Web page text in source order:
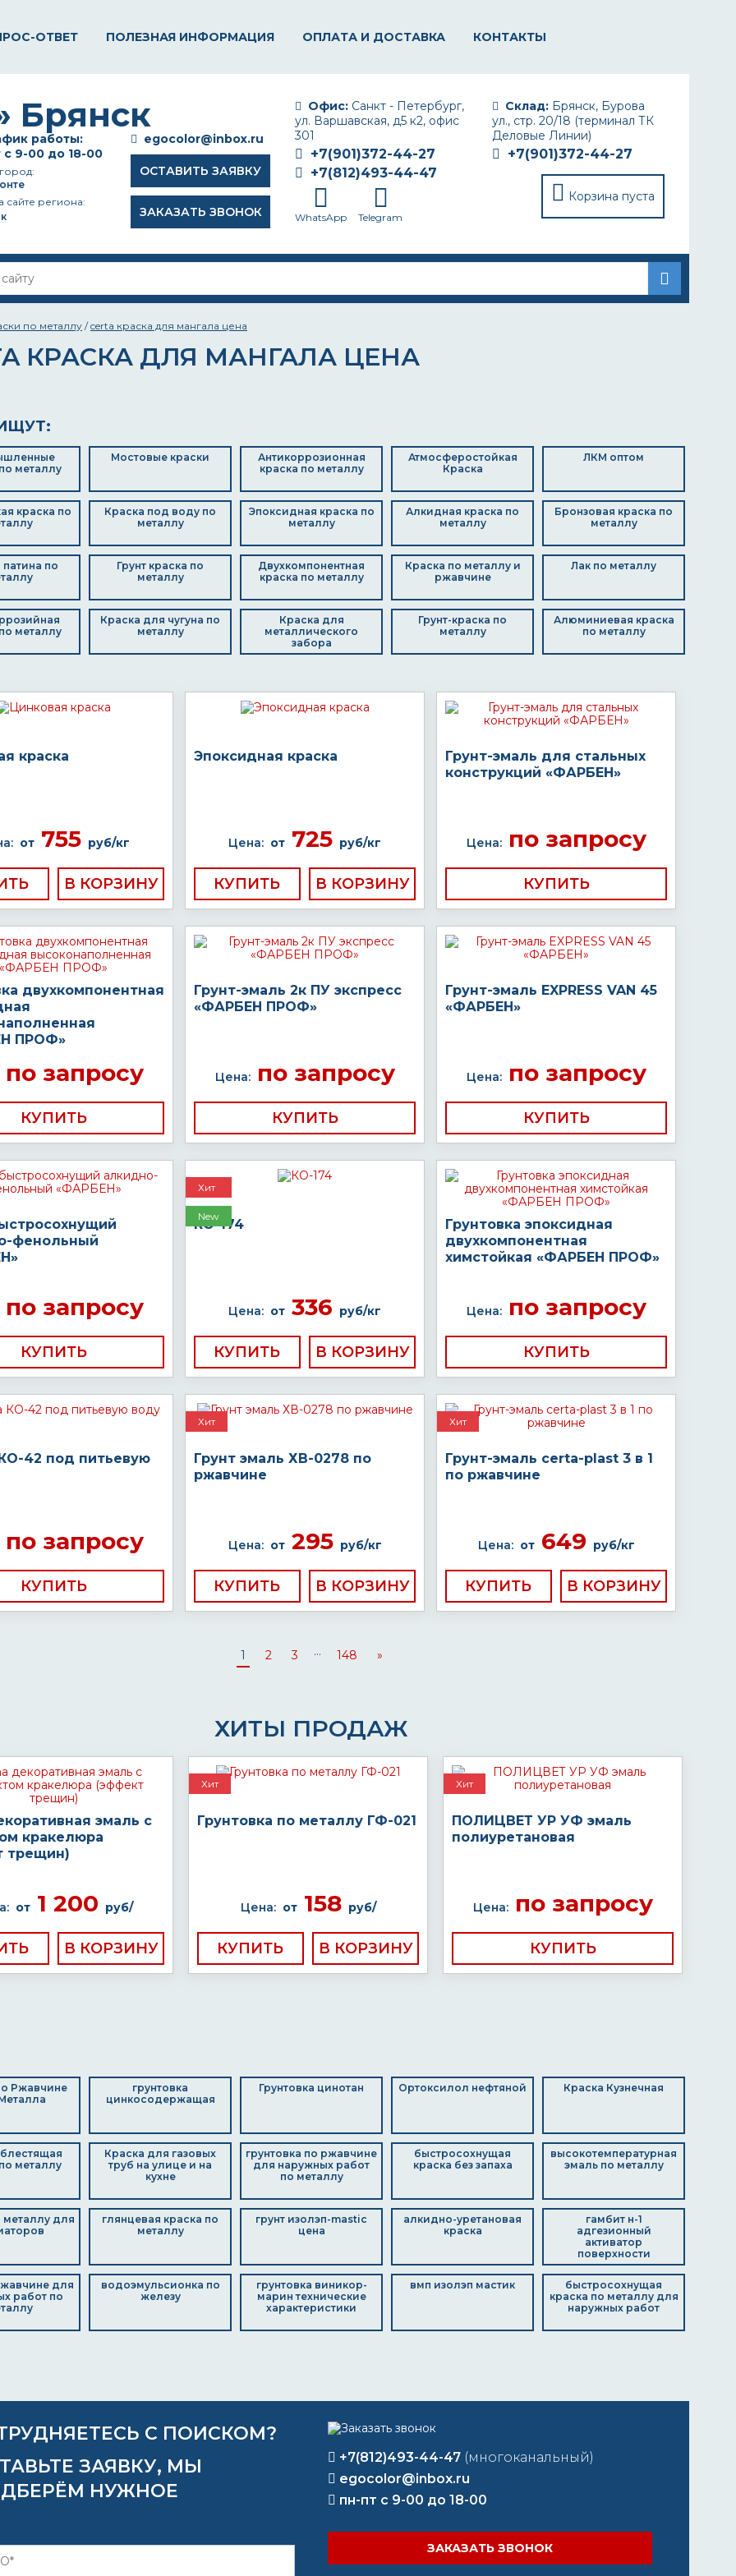
ОТВЕТ ПОЛЕЗНАЯ ИНФОРМАЦИЯ ОПЛАТА И ДОСТАВКА КОНТАКТЫ
Склад: Брянск, Бурова
ул., стр. 20/18 (терминал ТК
Деловые Линии)
+7(901)372-44-27
Корзина пуста
Офис: Санкт - Петербург,
ул. Варшавская, д5 к2, офис
301
+7(901)372-44-27
+7(812)493-44-47
WhatsApp Telegram
egocolor@inbox.ru
ОСТАВИТЬ ЗАЯВКУ
ЗАКАЗАТЬ ЗВОНОК
работы:
с 9-00 до 18-00
сайте региона:
по металлу /certa краска для мангала цена
КРАСКА ДЛЯ МАНГАЛА ЦЕНА
металлу
Мостовые краски
Антикоррозионная
краска по металлу
Атмосферостойкая
Краска
ЛКМ оптом
краска по
Краска под воду по
металлу
Эпоксидная краска по
металлу
Алкидная краска по
металлу
Бронзовая краска по
металлу
патина по
Грунт краска по
металлу
Двухкомпонентная
краска по металлу
Краска по металлу и
ржавчине
Лак по металлу
металлу
Краска для чугуна по
металлу
Краска для
металлического
забора
Грунт-краска по
металлу
Алюминиевая краска
по металлу
краска
от755 руб/кг
Эпоксидная краска
Цена: от 725 руб/кг
КУПИТЬ
Грунт-эмаль для стальных
конструкций «ФАРБЕН»
Цена:по запросу
КУПИТЬ
двухкомпонентная
ПРОФ»
запросу
КУПИТЬ
Грунт-эмаль 2к ПУ экспресс
«ФАРБЕН ПРОФ»
Цена:по запросу
КУПИТЬ
Грунт-эмаль EXPRESS VAN 45
«ФАРБЕН»
Цена:по запросу
КУПИТЬ
фенольный
запросу
КУПИТЬ
Хит
New
КО-174
Цена: от 336 руб/кг
КУПИТЬ
Грунтовка эпоксидная
двухкомпонентная
химстойкая «ФАРБЕН ПРОФ»
Цена:по запросу
КУПИТЬ
42 под питьевую
запросу
КУПИТЬ
Хит
Грунт эмаль ХВ-0278 по
ржавчине
Цена: от295 руб/кг
КУПИТЬ
Хит
Грунт-эмаль certa-plast 3 в 1
по ржавчине
Цена: от649 руб/кг
КУПИТЬ
1 2 3 ... 148 »
ХИТЫ ПРОДАЖ
эмаль с
кракелюра
трещин)
от 1 200 руб/
Хит
Грунтовка по металлу ГФ-021
Цена: от158 руб/
КУПИТЬ
Хит
ПОЛИЦВЕТ УР УФ эмаль
полиуретановая
Цена:по запросу
КУПИТЬ
Ржавчине
грунтовка
цинкосодержащая
Грунтовка цинотан Ортоксилол нефтяной Краска Кузнечная
металлу
Краска для газовых
труб на улице и на
кухне
грунтовка по ржавчине
для наружных работ
по металлу
быстросохнущая
краска без запаха
высокотемпературная
эмаль по металлу
металлу для
глянцевая краска по
металлу
грунт изолэп-mastic
цена
алкидно-уретановая
краска
гамбит н-1
адгезионный
активатор
поверхности
для
работ по
водоэмульсионка по
железу
грунтовка виникор-
марин технические
характеристики
вмп изолэп мастик
быстросохнущая
краска по металлу для
наружных работ
С ПОИСКОМ?
ЗАЯВКУ, МЫ
НУЖНОЕ
+7(812)493-44-47 (многоканальный)
egocolor@inbox.ru
пн-пт с 9-00 до 18-00
ЗАКАЗАТЬ ЗВОНОК